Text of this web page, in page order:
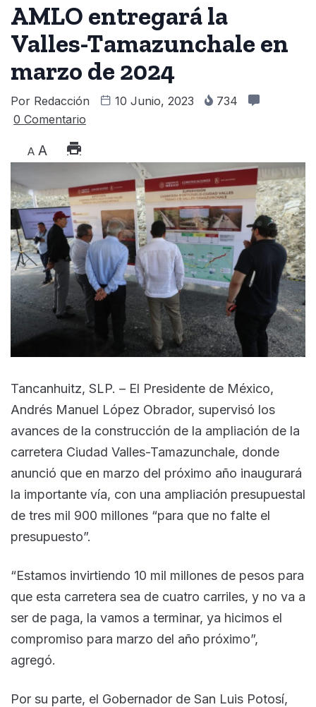
AMLO entregará la
Valles-Tamazunchale en
marzo de 2024
Por Redacción 10 Junio, 2023
734
0 Comentario
A A
Tancanhuitz, SLP. – El Presidente de México,
Andrés Manuel López Obrador, supervisó los
avances de la construcción de la ampliación de la
carretera Ciudad Valles-Tamazunchale, donde
anunció que en marzo del próximo año inaugurará
la importante vía, con una ampliación presupuestal
de tres mil 900 millones “para que no falte el
presupuesto”.
“Estamos invirtiendo 10 mil millones de pesos para
que esta carretera sea de cuatro carriles, y no va a
ser de paga, la vamos a terminar, ya hicimos el
compromiso para marzo del año próximo”,
agregó.
Por su parte, el Gobernador de San Luis Potosí,